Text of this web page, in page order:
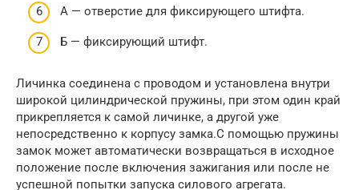
А — отверстие для фиксирующего штифта.
Б — фиксирующий штифт.
Личинка соединена с проводом и установлена внутри
широкой цилиндрической пружины, при этом один край
прикрепляется к самой личинке, а другой уже
непосредственно к корпусу замка.С помощью пружины
замок может автоматически возвращаться в исходное
положение после включения зажигания или после не
успешной попытки запуска силового агрегата.